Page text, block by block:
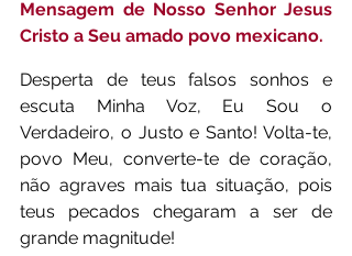
Mensagem de Nosso Senhor Jesus
Cristo a Seu amado povo mexicano.
Desperta de teus falsos sonhos e
escuta Minha Voz, Eu Sou o
Verdadeiro, o Justo e Santo! Volta-te,
povo Meu, converte-te de coração,
não agraves mais tua situação, pois
teus pecados chegaram a ser de
grande magnitude!